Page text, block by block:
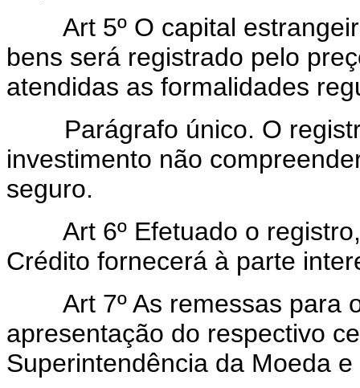
Art 5º O capital
bens será registrado pelo
atendidas as formalidades
Parágrafo único. O
investimento não
seguro.
Art 6º Efetuado o registro,
Crédito fornecerá à parte
Art 7º As remessas para o
apresentação do respectivo
Superintendência da Moeda